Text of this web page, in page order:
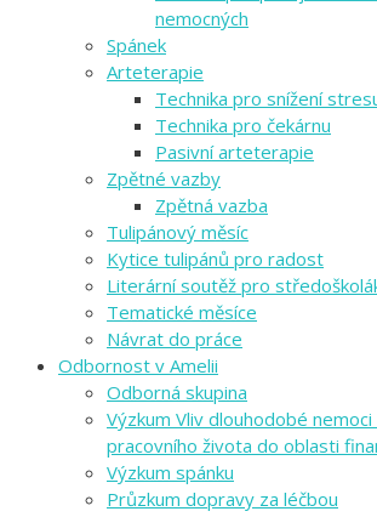
nemocných
Spánek
Arteterapie
Technika pro snížení
Technika pro čekárnu
Pasivní arteterapie
Zpětné vazby
Zpětná vazba
Tulipánový měsíc
Kytice tulipánů pro radost
Literární soutěž pro
Tematické měsíce
Návrat do práce
Odbornost v Amelii
Odborná skupina
Výzkum Vliv dlouhodobé
pracovního života do oblasti
Výzkum spánku
Průzkum dopravy za léčbou